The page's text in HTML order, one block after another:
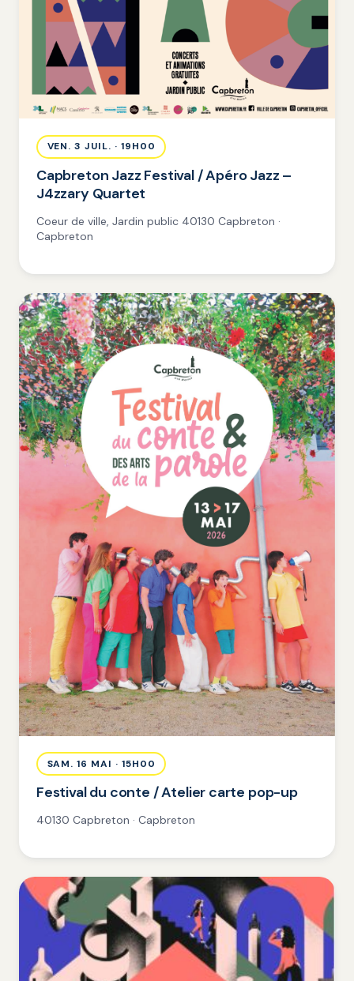
VEN. 3 JUIL. · 19H00
Capbreton Jazz Festival / Apéro Jazz –
J4zzary Quartet
Coeur de ville, Jardin public 40130 Capbreton ·
Capbreton
SAM. 16 MAI · 15H00
Festival du conte / Atelier carte pop-up
40130 Capbreton · Capbreton